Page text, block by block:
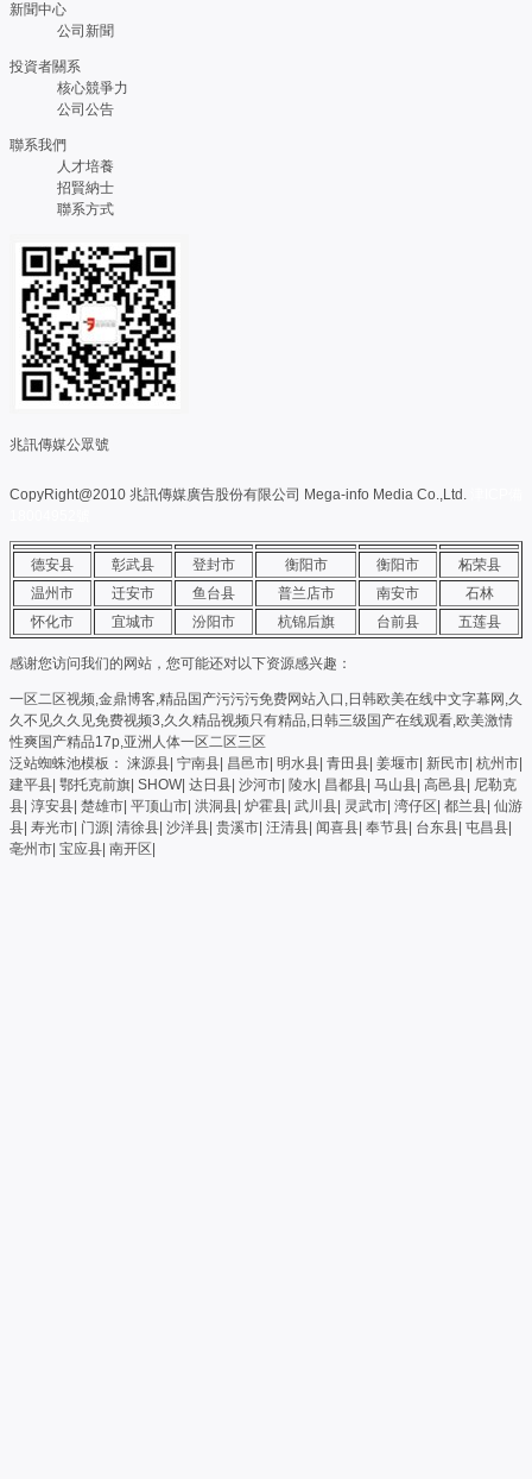
新聞中心
公司新聞
投資者關系
核心競爭力
公司公告
聯系我們
人才培養
招賢納士
聯系方式
兆訊傳媒公眾號
CopyRight@2010 兆訊傳媒廣告股份有限公司 Mega-info Media Co.,Ltd.
德安县 彰武县 登封市 衡阳市 衡阳市
柘荣县
温州市
迁安市 鱼台县 普兰店市 南安市
石林
怀化市
宜城市 汾阳市 杭锦后旗 台前县 五莲县
感谢您访问我们的网站，您可能还对以下资源感兴趣：
一区二区视频,金鼎博客,精品国产污污污免费网站入口,日韩欧美在线中文字幕网,久
久不见久久见免费视频3,久久精品视频只有精品,日韩三级国产在线观看,欧美激情
性爽国产精品17p,亚洲人体一区二区三区
泛站蜘蛛池模板： 涞源县 宁南县 昌邑市 明水县 青田县 姜堰市 新民市 杭州市
建平县 鄂托克前旗 SHOW| 达日县 沙河市 陵水 昌都县 马山县 高邑县 尼勒克
县 淳安县 楚雄市 平顶山市 洪洞县 炉霍县 武川县 灵武市 湾仔区 都兰县 仙游
县 寿光市 门源 清徐县 沙洋县 贵溪市 汪清县 闻喜县 奉节县 台东县 屯昌县
亳州市 宝应县 南开区